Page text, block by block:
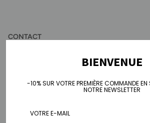
CONTACT
A PORTER AVEC
BIENVENUE
-10% SUR VOTRE PREMIÈRE COMMANDE
NOTRE NEWSLETTER